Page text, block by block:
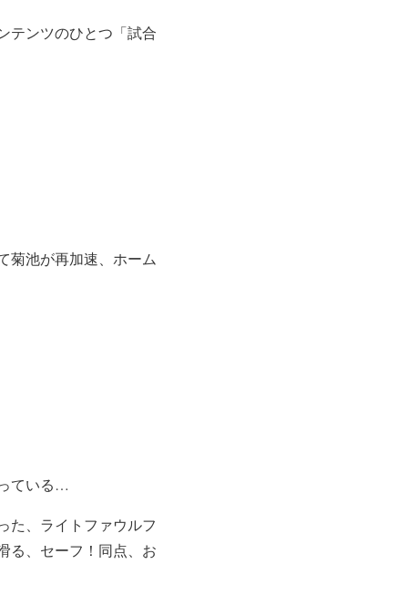
テンツのひとつ「試合
菊池が再加速、ホーム
ている…
た、ライトファウルフ
る、セーフ！同点、お